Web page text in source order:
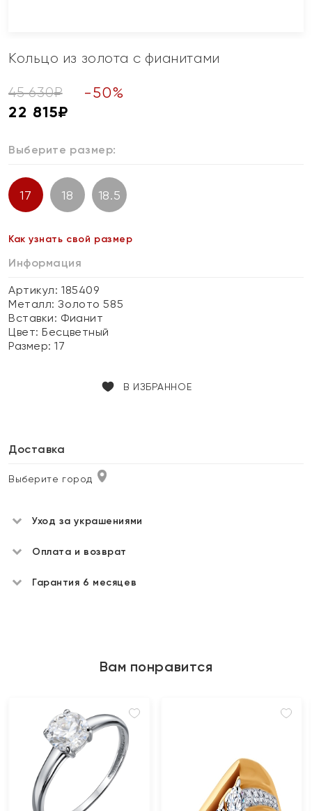
Кольцо из золота с фианитами
45 630₽ -50%
22 815₽
Выберите размер:
17 18 18.5
Как узнать свой размер
Информация
Артикул: 185409
Металл:Золото 585
Вставки: Фианит
Цвет:Бесцветный
Размер:17
В ИЗБРАННОЕ
Доставка
Выберите город
Уход за украшениями
Оплата и возврат
Гарантия 6 месяцев
Вам понравится